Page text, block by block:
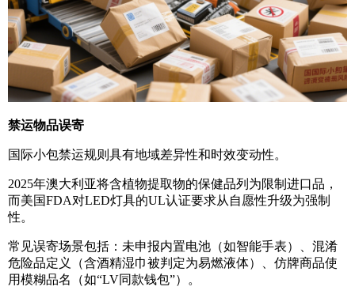
禁运物品误寄
国际小包禁运规则具有地域差异性和时效变动性。
2025年澳大利亚将含植物提取物的保健品列为限制进口品，
而美国FDA对LED灯具的UL认证要求从自愿性升级为强制
性。
常见误寄场景包括：未申报内置电池（如智能手表）、混淆
危险品定义（含酒精湿巾被判定为易燃液体）、仿牌商品使
用模糊品名（如“LV同款钱包”）。